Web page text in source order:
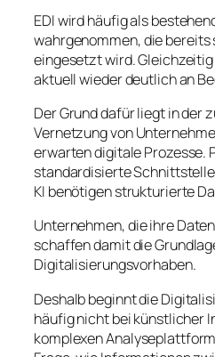
EDI wird häufig als
wahrgenommen, die bereits
eingesetzt wird.
aktuell wieder deutlich an
Der Grund dafür liegt in der
Vernetzung von
erwarten digitale Prozesse.
standardisierte
KI benötigen strukturierte
Unternehmen, die ihre
schaffen damit die
Digitalisierungsvorhaben.
Deshalb beginnt die
häufig nicht bei künstlicher
komplexen